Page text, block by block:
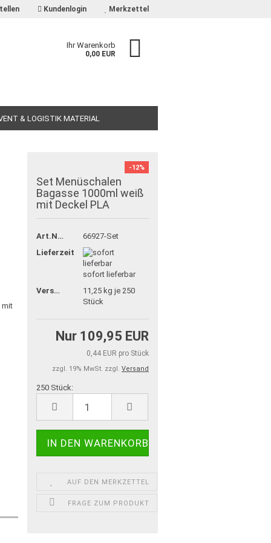
Kundenlogin Merkzettel
Ihr Warenkorb
0,00 EUR
& LOGISTIK MATERIAL
-12%
Set Menüschalen
Bagasse 1000ml weiß
mit Deckel PLA
Art.Nr.:
66927-Set
Lieferzeit:
sofort lieferbar
Versandgewicht:
11,25 kg je 250
Stück
Nur 109,95 EUR
0,44 EUR pro Stück
zzgl. 19% MwSt. zzgl. Versand
250 Stück:
AUF DEN MERKZETTEL
FRAGE ZUM PRODUKT